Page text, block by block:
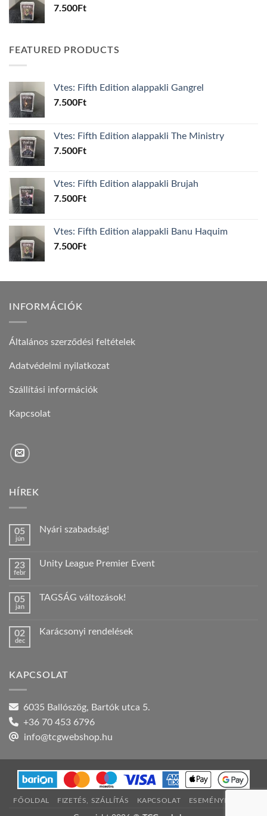
7.500Ft
FEATURED PRODUCTS
Vtes: Fifth Edition alappakli Gangrel
7.500Ft
Vtes: Fifth Edition alappakli The Ministry
7.500Ft
Vtes: Fifth Edition alappakli Brujah
7.500Ft
Vtes: Fifth Edition alappakli Banu Haquim
7.500Ft
INFORMÁCIÓK
Általános szerződési feltételek
Adatvédelmi nyilatkozat
Szállítási információk
Kapcsolat
HÍREK
05
jún
Nyári szabadság!
Nyári
23
febr
Unity League Premier Event
Unity
bejegyzéshez
05
jan
TAGSÁG változások!
TAGSÁG
02
dec
Karácsonyi rendelések
rendelések
KAPCSOLAT
6035 Ballószög, Bartók utca 5.
+36 70 453 6796
info@tcgwebshop.hu
FŐOLDAL FIZETÉS, SZÁLLÍTÁS KAPCSOLAT ESEMÉNYNAPTÁR